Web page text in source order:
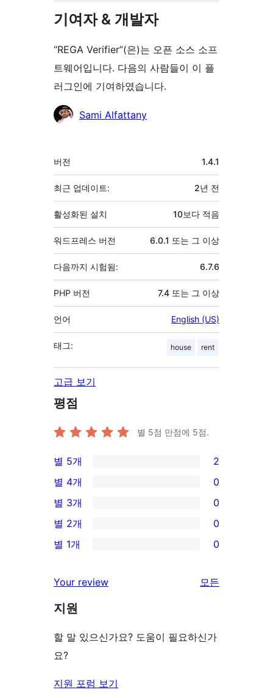
기여자 & 개발자
“REGA Verifier”(은)는 오픈 소스 소프
트웨어입니다. 다음의 사람들이 이 플
러그인에 기여하였습니다.
기
Sami Alfattany
기
초
버전 1.4.1
최근 업데이트: 2년 전
활성화된 설치 10보다 적음
워드프레스 버전 6.0.1 또는 그 이상
다음까지 시험됨: 6.7.6
PHP 버전 7.4 또는 그 이상
언어 English (US)
태그: house rent
고급 보기
평점
별 5점 만점에 5점.
2/5-
별
점
후
기
별 5개 2
0/4-
별
점
후
별 4개 0
0/3-
별
점
기
별 3개 0
0/2-
별
후
기
별 2개 0
0/1-
점
후
별 1개 0
Your review
모든
보
지원
할 말 있으신가요? 도움이 필요하신가
요?
지원 포럼 보기